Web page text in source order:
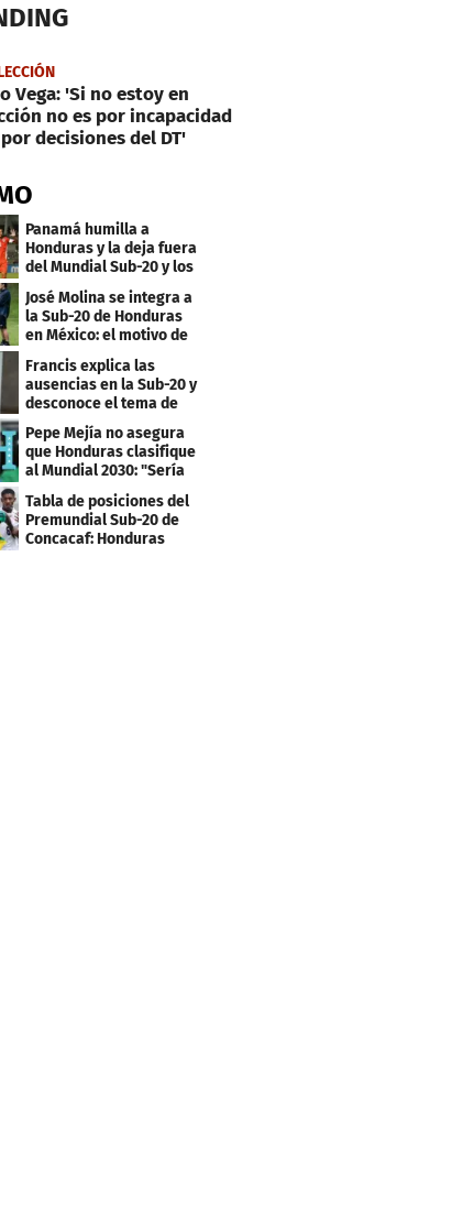
Vega: 'Si no estoy en
no es por incapacidad
decisiones del DT'
Panamá humilla a
Honduras y la deja fuera
del Mundial Sub-20 y los
Juegos Olímpicos
José Molina se integra a
la Sub-20 de Honduras
en México: el motivo de
su viaje
Francis explica las
ausencias en la Sub-20 y
desconoce el tema de
los tiktokers
Pepe Mejía no asegura
que Honduras clasifique
al Mundial 2030: "Sería
mentir"
Tabla de posiciones del
Premundial Sub-20 de
Concacaf: Honduras